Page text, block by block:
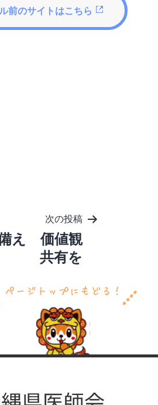
前のサイトはこちら
次の投稿
え 価値観
共有を